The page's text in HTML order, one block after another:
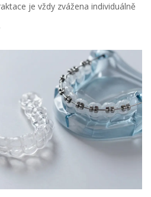
je vždy zvážena individuálně